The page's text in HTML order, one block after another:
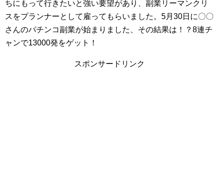
ちにもって行きたいと強い要望があり、副業リーマンクリ
スをプランナーとして雇ってもらいました。5月30日に〇〇
さんのパチンコ副業が始まりました、その結果は！？8連チ
ャンで13000発をゲット！
スポンサードリンク